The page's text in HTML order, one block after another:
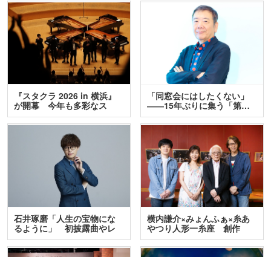
『スタクラ 2026 in 横浜』
が開幕 今年も多彩なス
テ…
「同窓会にはしたくない」
――15年ぶりに集う「第…
石井琢磨「人生の宝物にな
るように」 初披露曲やレ
ア…
横内謙介×みょんふぁ×糸あ
やつり人形一糸座 創作
人…